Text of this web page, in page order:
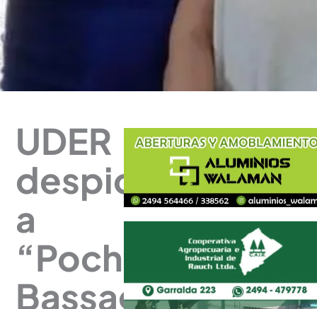
UDER
despidió
a
“Pocha”
Bassagaisteguy: